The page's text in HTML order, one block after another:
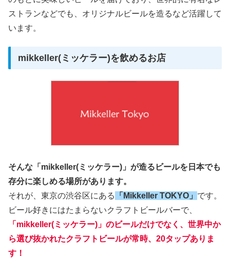
ストランなどでも、オリジナルビールを造るなど活躍して
います。
mikkeller(ミッケラー)を飲めるお店
そんな「mikkeller(ミッケラー)」が造るビールを日本でも
存分に楽しめる場所があります。
それが、東京の渋谷区にある
「Mikkeller TOKYO」 です。
ビール好きにはたまらないクラフトビールバーで、
「mikkeller(ミッケラー)」のビールだけでなく、世界中か
ら選び抜かれたクラフトビールが常時、20タップありま
す！